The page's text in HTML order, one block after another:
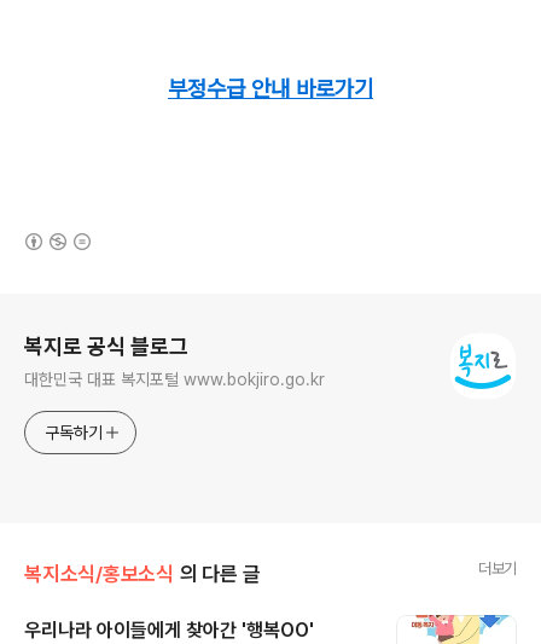
부정수급 안내 바로가기
복지로 공식 블로그
대한민국 대표 복지포털 www.bokjiro.go.kr
구독하기
복지소식/홍보소식 의 다른 글 더보기
우리나라 아이들에게 찾아간 '행복OO'